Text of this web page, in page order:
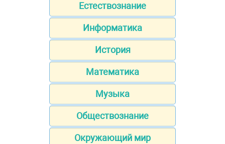
Естествознание
Информатика
История
Математика
Музыка
Обществознание
Окружающий мир